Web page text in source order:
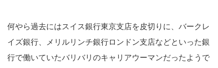
何やら過去にはスイス銀行東京支店を皮切りに、バークレ
イズ銀行、メリルリンチ銀行ロンドン支店などといった銀
行で働いていたバリバリのキャリアウーマンだったようで